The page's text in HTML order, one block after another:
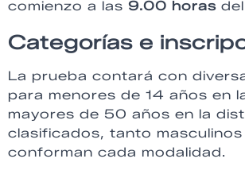
comienzo a las 9.00 horas del
Categorías e
La prueba contará con
para menores de 14 años en
mayores de 50 años en la
clasificados, tanto
conforman cada modalidad.